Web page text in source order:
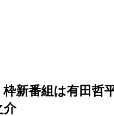
新番組は有田哲
介